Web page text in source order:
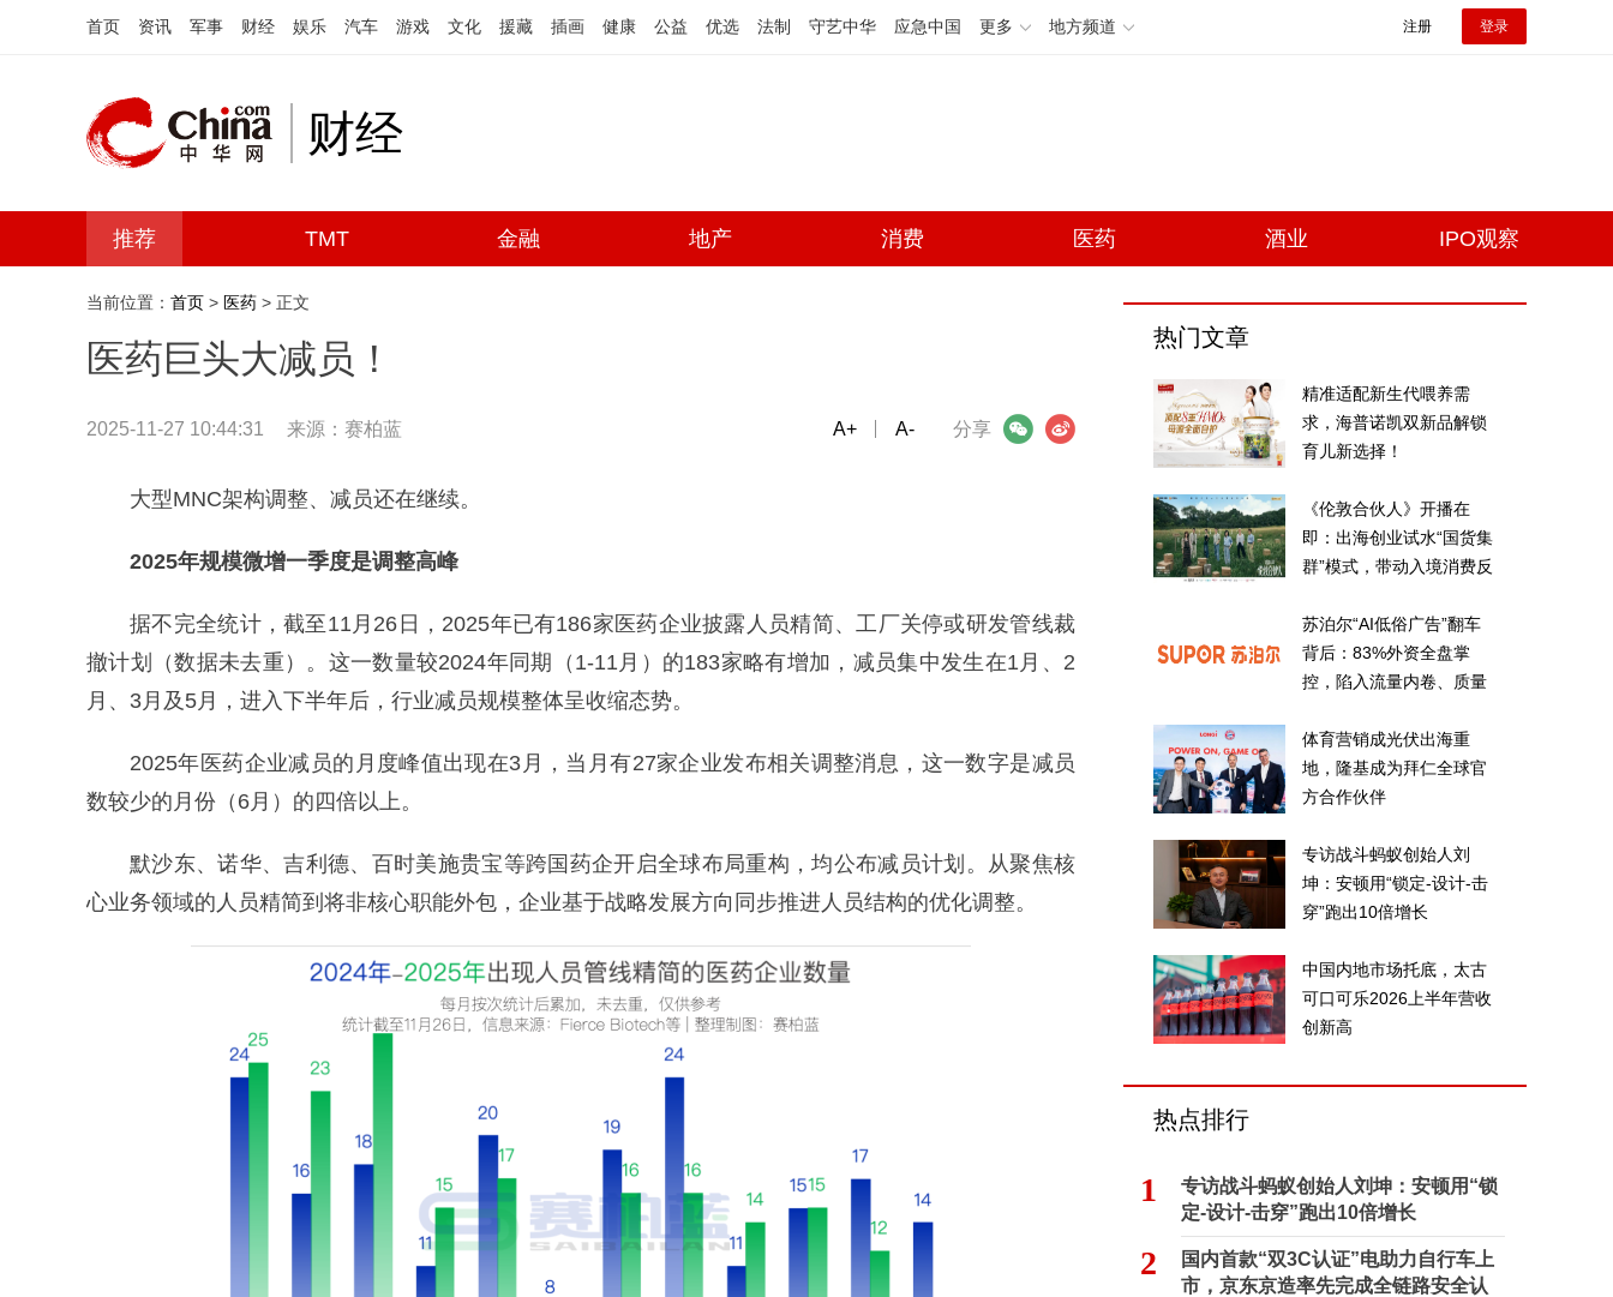
首页 资讯 军事 财经 娱乐 汽车 游戏 文化 援藏 插画 健康 公益 优选 法制 守艺中华 应急中国 更多 地方频道 注册 登录
财经
推荐 TMT 金融 地产 消费 医药 酒业 IPO观察
当前位置： 首页 > 医药 > 正文
医药巨头大减员！
2025-11-27 10:44:31 来源：赛柏蓝 分享
微信 微博
A+ A-
大型MNC架构调整、减员还在继续。
2025年规模微增一季度是调整高峰
据不完全统计，截至11月26日，2025年已有186家医药企业披露人员精简、工厂关停或研发管线裁
撤计划（数据未去重）。这一数量较2024年同期（1-11月）的183家略有增加，减员集中发生在1月、2
月、3月及5月，进入下半年后，行业减员规模整体呈收缩态势。
2025年医药企业减员的月度峰值出现在3月，当月有27家企业发布相关调整消息，这一数字是减员
数较少的月份（6月）的四倍以上。
默沙东、诺华、吉利德、百时美施贵宝等跨国药企开启全球布局重构，均公布减员计划。从聚焦核
心业务领域的人员精简到将非核心职能外包，企业基于战略发展方向同步推进人员结构的优化调整。
热门文章
精准适配新生代喂养需
求，海普诺凯双新品解锁
育儿新选择！
《伦敦合伙人》开播在
即：出海创业试水“国货集
群”模式，带动入境消费反
苏泊尔“AI低俗广告”翻车
背后：83%外资全盘掌
控，陷入流量内卷、质量
体育营销成光伏出海重
地，隆基成为拜仁全球官
方合作伙伴
专访战斗蚂蚁创始人刘
坤：安顿用“锁定-设计-击
穿”跑出10倍增长
中国内地市场托底，太古
可口可乐2026上半年营收
创新高
热点排行
1
专访战斗蚂蚁创始人刘坤：安顿用“锁
定-设计-击穿”跑出10倍增长
2
国内首款“双3C认证”电助力自行车上
市，京东京造率先完成全链路安全认